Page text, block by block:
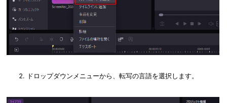
ドロップダウンメニューから、転写の言語を選択します。